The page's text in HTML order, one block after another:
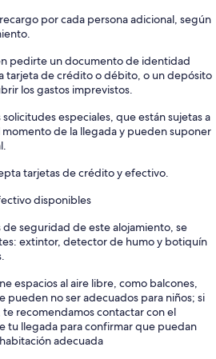
por cada persona adicional, según
pedirte un documento de identidad
tarjeta de crédito o débito, o un depósito
los gastos imprevistos.
solicitudes especiales, que están sujetas a
de la llegada y pueden suponer
tarjetas de crédito y efectivo.
disponibles
de seguridad de este alojamiento, se
extintor, detector de humo y botiquín
espacios al aire libre, como balcones,
pueden no ser adecuados para niños; si
recomendamos contactar con el
tu llegada para confirmar que puedan
adecuada